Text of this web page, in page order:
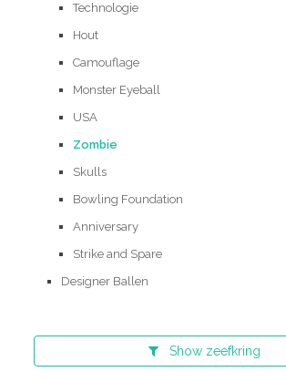
Technologie
Hout
Camouflage
Monster Eyeball
USA
Zombie
Skulls
Bowling Foundation
Anniversary
Strike and Spare
Designer Ballen
Show zeefkring